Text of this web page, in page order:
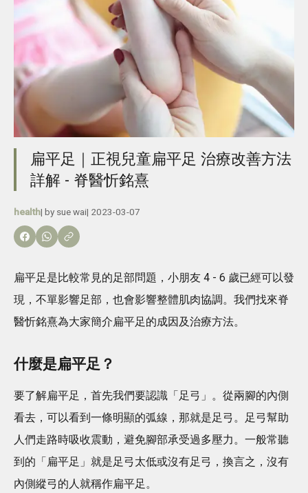
扁平足｜正視兒童扁平足 治療改善方法
詳解 - 脊醫忻銘熹
health| by sue wai| 2023-03-07
扁平足是比較常見的足部問題，小朋友 4 - 6 歲已經可以發
現，不單影響足部，也會影響整體肌肉協調。我們找來脊
醫忻銘熹為大家簡介扁平足的成因及治療方法。
什麼是扁平足？
要了解扁平足，首先我們要認識「足弓」。從兩腳的內側
看去，可以看到一條明顯的弧線，那就是足弓。足弓幫助
人們走路時吸收震動，避免腳部承受過多壓力。一般常聽
到的「扁平足」就是足弓太低或沒有足弓，換言之，沒有
內側縱弓的人就稱作扁平足。